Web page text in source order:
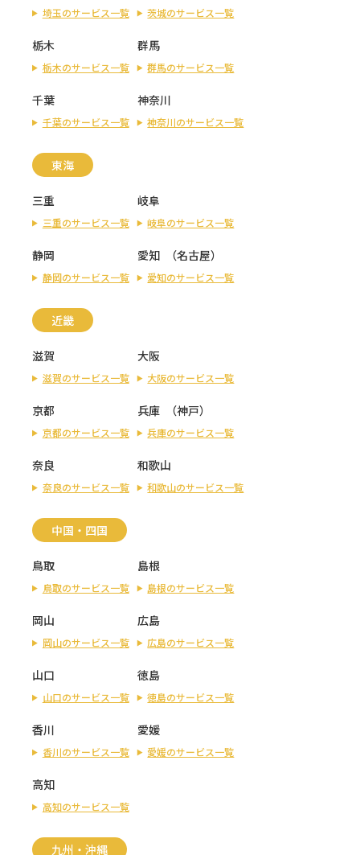
埼玉のサービス一覧 茨城のサービス一覧
栃木
栃木のサービス一覧
群馬
群馬のサービス一覧
千葉
千葉のサービス一覧
神奈川
神奈川のサービス一覧
東海
三重
三重のサービス一覧
岐阜
岐阜のサービス一覧
静岡
静岡のサービス一覧
愛知 （名古屋）
愛知のサービス一覧
近畿
滋賀
滋賀のサービス一覧
大阪
大阪のサービス一覧
京都
京都のサービス一覧
兵庫 （神戸）
兵庫のサービス一覧
奈良
奈良のサービス一覧
和歌山
和歌山のサービス一覧
中国・四国
鳥取
鳥取のサービス一覧
島根
島根のサービス一覧
岡山
岡山のサービス一覧
広島
広島のサービス一覧
山口
山口のサービス一覧
徳島
徳島のサービス一覧
香川
香川のサービス一覧
愛媛
愛媛のサービス一覧
高知
高知のサービス一覧
九州・沖縄